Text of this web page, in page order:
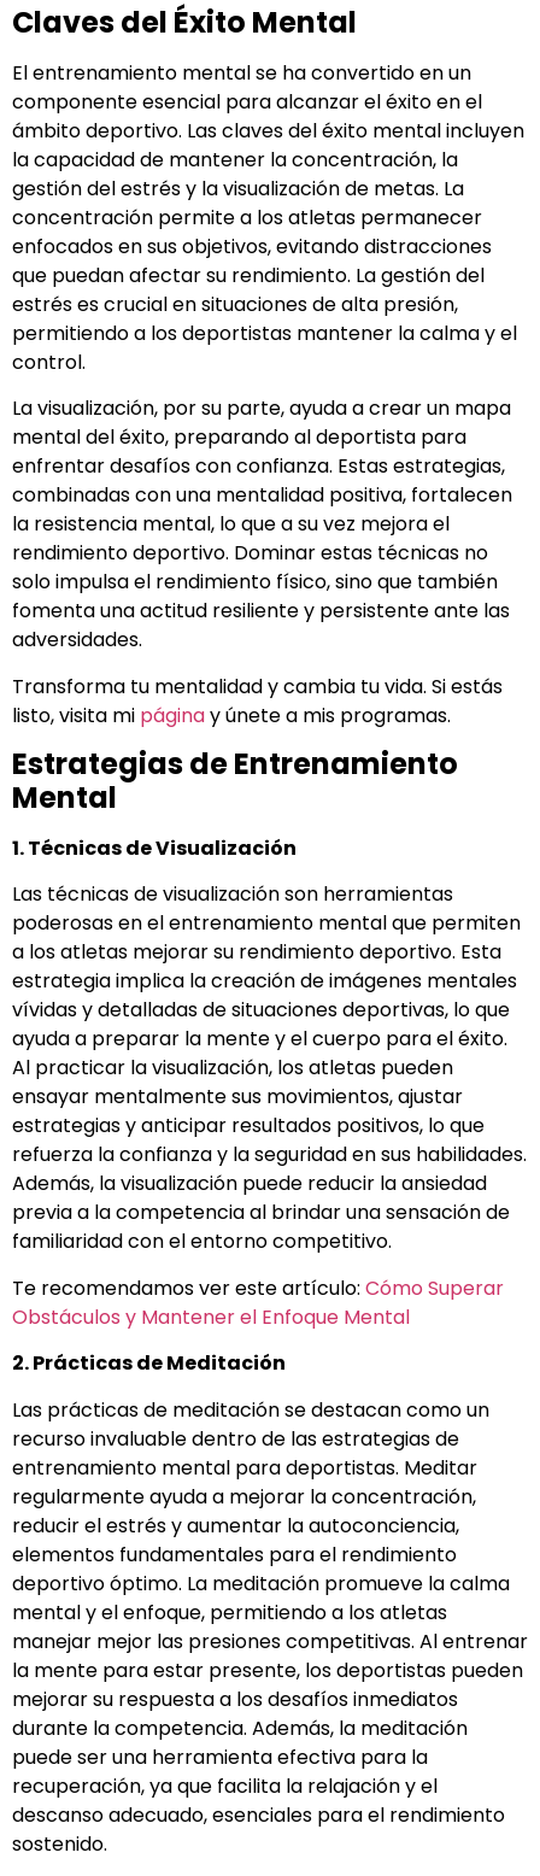
Claves del Éxito Mental
El entrenamiento mental se ha convertido en un
componente esencial para alcanzar el éxito en el
ámbito deportivo. Las claves del éxito mental incluyen
la capacidad de mantener la concentración, la
gestión del estrés y la visualización de metas. La
concentración permite a los atletas permanecer
enfocados en sus objetivos, evitando distracciones
que puedan afectar su rendimiento. La gestión del
estrés es crucial en situaciones de alta presión,
permitiendo a los deportistas mantener la calma y el
control.
La visualización, por su parte, ayuda a crear un mapa
mental del éxito, preparando al deportista para
enfrentar desafíos con confianza. Estas estrategias,
combinadas con una mentalidad positiva, fortalecen
la resistencia mental, lo que a su vez mejora el
rendimiento deportivo. Dominar estas técnicas no
solo impulsa el rendimiento físico, sino que también
fomenta una actitud resiliente y persistente ante las
adversidades.
Transforma tu mentalidad y cambia tu vida. Si estás
listo, visita mi páginay únete a mis programas.
Estrategias de Entrenamiento
Mental
1. Técnicas de Visualización
Las técnicas de visualización son herramientas
poderosas en el entrenamiento mental que permiten
a los atletas mejorar su rendimiento deportivo. Esta
estrategia implica la creación de imágenes mentales
vívidas y detalladas de situaciones deportivas, lo que
ayuda a preparar la mente y el cuerpo para el éxito.
Al practicar la visualización, los atletas pueden
ensayar mentalmente sus movimientos, ajustar
estrategias y anticipar resultados positivos, lo que
refuerza la confianza y la seguridad en sus habilidades.
Además, la visualización puede reducir la ansiedad
previa a la competencia al brindar una sensación de
familiaridad con el entorno competitivo.
Te recomendamos ver este artículo: Cómo Superar
Obstáculos y Mantener el Enfoque Mental
2. Prácticas de Meditación
Las prácticas de meditación se destacan como un
recurso invaluable dentro de las estrategias de
entrenamiento mental para deportistas. Meditar
regularmente ayuda a mejorar la concentración,
reducir el estrés y aumentar la autoconciencia,
elementos fundamentales para el rendimiento
deportivo óptimo. La meditación promueve la calma
mental y el enfoque, permitiendo a los atletas
manejar mejor las presiones competitivas. Al entrenar
la mente para estar presente, los deportistas pueden
mejorar su respuesta a los desafíos inmediatos
durante la competencia. Además, la meditación
puede ser una herramienta efectiva para la
recuperación, ya que facilita la relajación y el
descanso adecuado, esenciales para el rendimiento
sostenido.